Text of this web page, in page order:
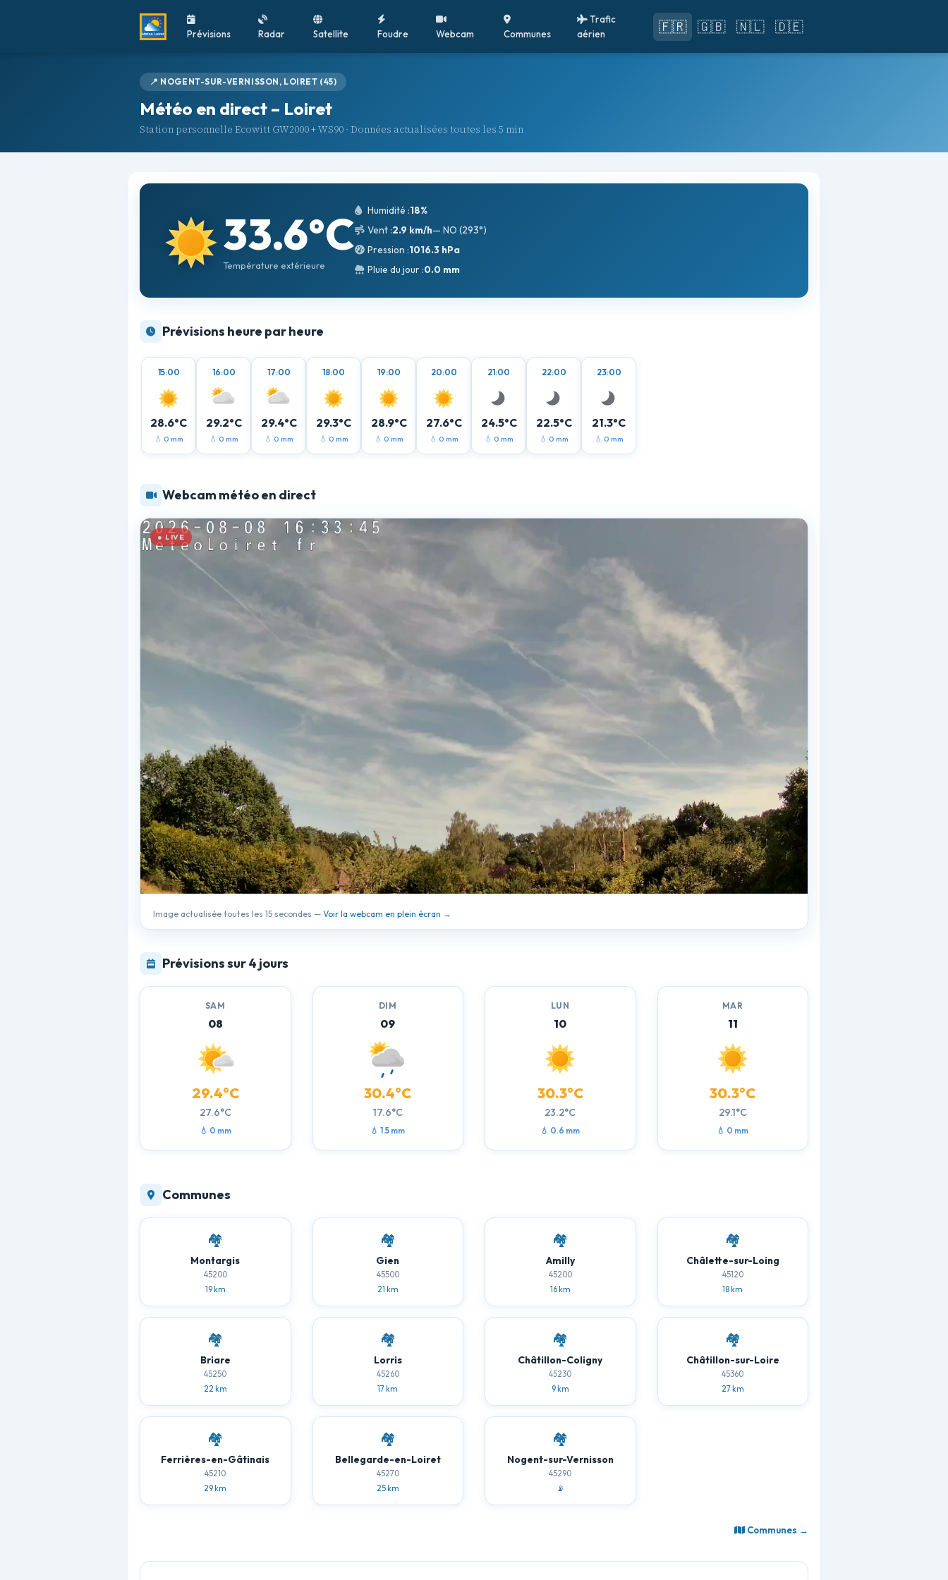
Prévisions Radar Satellite Foudre Webcam Communes
Trafic
aérien
🇫🇷 🇬🇧 🇳🇱 🇩🇪
📍 NOGENT-SUR-VERNISSON, LOIRET (45)
Météo en direct – Loiret
Station personnelle Ecowitt GW2000 + WS90 · Données actualisées toutes les 5 min
33.6°C
Température extérieure
Humidité :18%
Vent :2.9 km/h— NO (293°)
Pression :1016.3 hPa
Pluie du jour :0.0 mm
Prévisions heure par heure
15:00
28.6°C
💧 0 mm
16:00
29.2°C
💧 0 mm
17:00
29.4°C
💧 0 mm
18:00
29.3°C
💧 0 mm
19:00
28.9°C
💧 0 mm
20:00
27.6°C
💧 0 mm
21:00
24.5°C
💧 0 mm
22:00
22.5°C
💧 0 mm
23:00
21.3°C
💧 0 mm
Webcam météo en direct
● LIVE
Image actualisée toutes les 15 secondes — Voir la webcam en plein écran →
Prévisions sur 4 jours
SAM
08
29.4°C
27.6°C
💧 0 mm
DIM
09
30.4°C
17.6°C
💧 1.5 mm
LUN
10
30.3°C
23.2°C
💧 0.6 mm
MAR
11
30.3°C
29.1°C
💧 0 mm
Communes
🏘️
Montargis
45200
19 km
🏘️
Gien
45500
21 km
🏘️
Amilly
45200
16 km
🏘️
Châlette-sur-Loing
45120
18 km
🏘️
Briare
45250
22 km
🏘️
Lorris
45260
17 km
🏘️
Châtillon-Coligny
45230
9 km
🏘️
Châtillon-sur-Loire
45360
27 km
🏘️
Ferrières-en-Gâtinais
45210
29 km
🏘️
Bellegarde-en-Loiret
45270
25 km
🏘️
Nogent-sur-Vernisson
45290
📡
Communes →